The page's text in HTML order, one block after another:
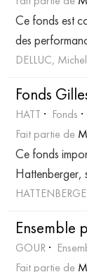
Ce fonds est
des
DELLUC,
Fonds
HATT Fonds
Fait partie de
Ce fonds
Hattenberger,
Ensemble
GOUR
Fait partie de